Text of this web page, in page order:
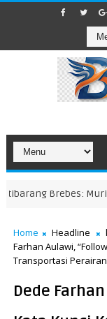
Brebes: Murid
Home Headline
Farhan Aulawi,
Transportasi Perairan
Dede